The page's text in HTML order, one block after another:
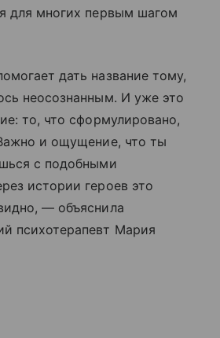
для многих первым шагом
дать название тому,
неосознанным. И уже это
то, что сформулировано,
и ощущение, что ты
с подобными
истории героев это
— объяснила
психотерапевт Мария